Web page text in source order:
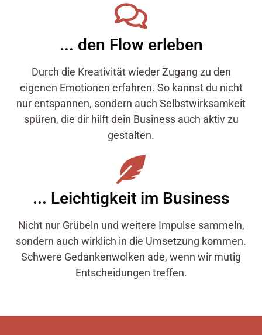
... den Flow erleben
Durch die Kreativität wieder Zugang zu den
eigenen Emotionen erfahren. So kannst du nicht
nur entspannen, sondern auch Selbstwirksamkeit
spüren, die dir hilft dein Business auch aktiv zu
gestalten.
... Leichtigkeit im Business
Nicht nur Grübeln und weitere Impulse sammeln,
sondern auch wirklich in die Umsetzung kommen.
Schwere Gedankenwolken ade, wenn wir mutig
Entscheidungen treffen.